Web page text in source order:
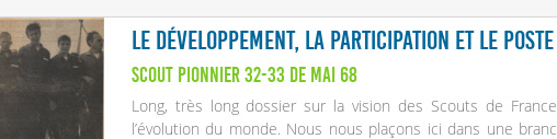
Le développement, la participation et le poste
Scout Pionnier 32-33 de mai 68
Long, très long dossier sur la vision des Scouts de
l’évolution du monde. Nous nous plaçons ici dans une